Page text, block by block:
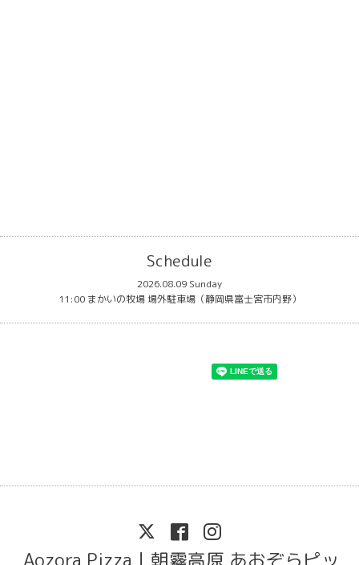
Schedule
2026.08.09 Sunday
11:00 まかいの牧場 場外駐車場（静岡県富士宮市内野）
Aozora Pizza｜朝霧高原 あおぞらピッ